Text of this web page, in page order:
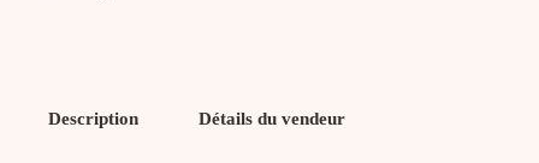
Description Détails du vendeur